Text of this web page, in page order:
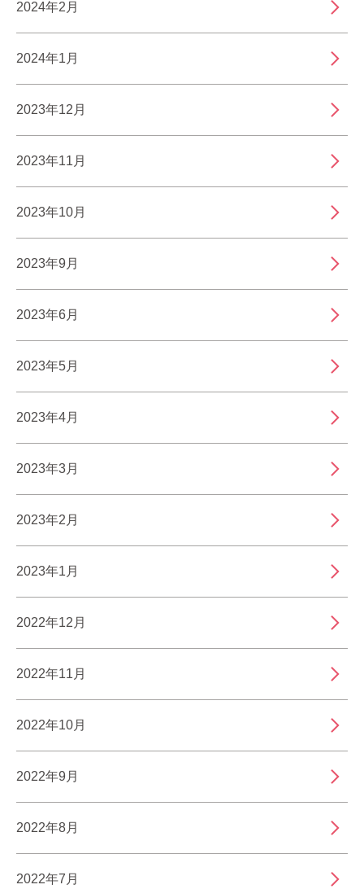
2024年2月
2024年1月
2023年12月
2023年11月
2023年10月
2023年9月
2023年6月
2023年5月
2023年4月
2023年3月
2023年2月
2023年1月
2022年12月
2022年11月
2022年10月
2022年9月
2022年8月
2022年7月